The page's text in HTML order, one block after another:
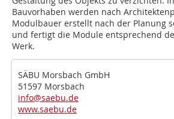
Bauvorhaben werden nach
Modulbauer erstellt nach der Planung
und fertigt die Module entsprechend
Werk.
SÄBU Morsbach GmbH
51597 Morsbach
info@saebu.de
www.saebu.de